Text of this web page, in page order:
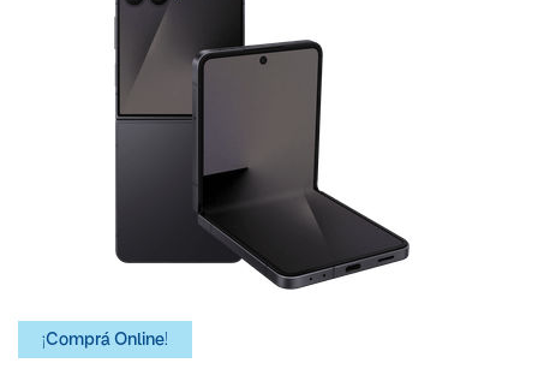
¡Comprá Online!